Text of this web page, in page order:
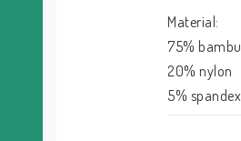
Material:
75% bambu
20% nylon
5% spandex